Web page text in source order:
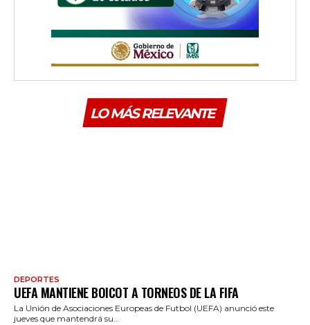
LO MÁS RELEVANTE
DEPORTES
UEFA MANTIENE BOICOT A TORNEOS DE LA FIFA
La Unión de Asociaciones Europeas de Futbol (UEFA) anunció este
jueves que mantendrá su...